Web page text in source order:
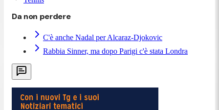
Da non perdere
C'è anche Nadal per Alcaraz-Djokovic
Rabbia Sinner, ma dopo Parigi c'è stata Londra